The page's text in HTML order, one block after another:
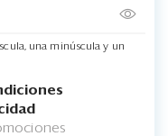
una minúscula y un